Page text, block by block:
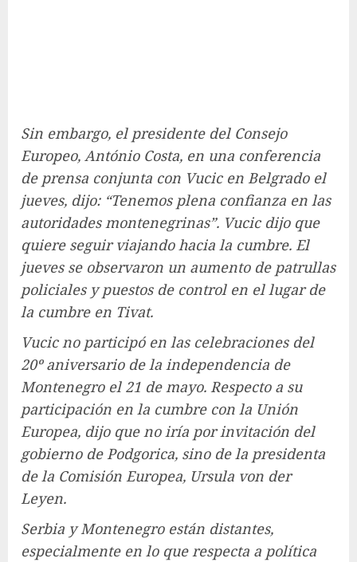
Sin embargo, el presidente del Consejo
Europeo, António Costa, en una conferencia
de prensa conjunta con Vucic en Belgrado el
jueves, dijo: “Tenemos plena confianza en las
autoridades montenegrinas”. Vucic dijo que
quiere seguir viajando hacia la cumbre. El
jueves se observaron un aumento de patrullas
policiales y puestos de control en el lugar de
la cumbre en Tivat.
Vucic no participó en las celebraciones del
20º aniversario de la independencia de
Montenegro el 21 de mayo. Respecto a su
participación en la cumbre con la Unión
Europea, dijo que no iría por invitación del
gobierno de Podgorica, sino de la presidenta
de la Comisión Europea, Ursula von der
Leyen.
Serbia y Montenegro están distantes,
especialmente en lo que respecta a política